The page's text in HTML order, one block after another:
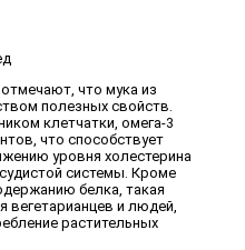
что мука из
полезных свойств.
клетчатки, омега-3
что способствует
уровня холестерина
системы. Кроме
белка, такая
вегетарианцев и людей,
растительных